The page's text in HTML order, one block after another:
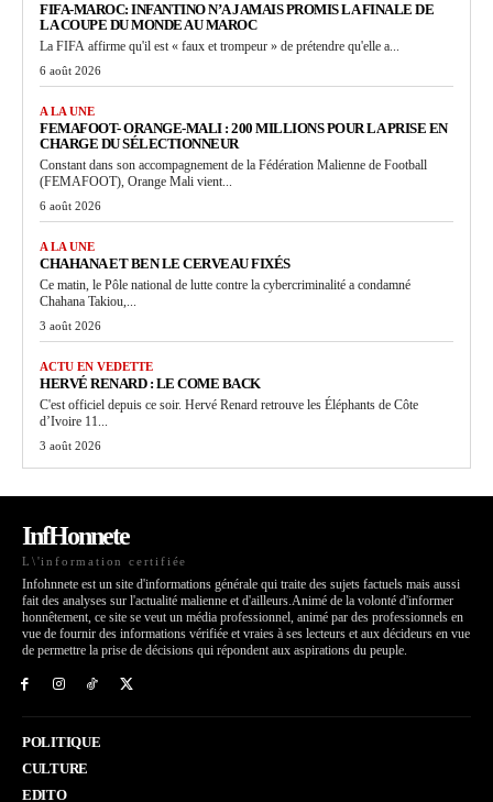
FIFA-MAROC: INFANTINO N’A JAMAIS PROMIS LA FINALE DE
LA COUPE DU MONDE AU MAROC
La FIFA affirme qu'il est « faux et trompeur » de prétendre qu'elle a...
6 août 2026
A LA UNE
FEMAFOOT- ORANGE-MALI : 200 MILLIONS POUR LA PRISE EN
CHARGE DU SÉLECTIONNEUR
Constant dans son accompagnement de la Fédération Malienne de Football
(FEMAFOOT), Orange Mali vient...
6 août 2026
A LA UNE
CHAHANA ET BEN LE CERVEAU FIXÉS
Ce matin, le Pôle national de lutte contre la cybercriminalité a condamné
Chahana Takiou,...
3 août 2026
ACTU EN VEDETTE
HERVÉ RENARD : LE COME BACK
C'est officiel depuis ce soir. Hervé Renard retrouve les Éléphants de Côte
d’Ivoire 11...
3 août 2026
InfHonnete
L\'information certifiée
Infohnnete est un site d'informations générale qui traite des sujets factuels mais aussi
fait des analyses sur l'actualité malienne et d'ailleurs.Animé de la volonté d'informer
honnêtement, ce site se veut un média professionnel, animé par des professionnels en
vue de fournir des informations vérifiée et vraies à ses lecteurs et aux décideurs en vue
de permettre la prise de décisions qui répondent aux aspirations du peuple.
POLITIQUE
CULTURE
EDITO